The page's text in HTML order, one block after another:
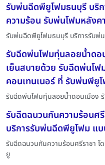
รับพ่นฉีดพียูโฟมธนบุรี บริ
ความร้อน รับพ่นโฟมหลังค
รับพ่นฉีดพียูโฟมธนบุรี บริการรับพ่
รับฉีดพ่นโฟมทุ่นลอยน้ำดอ
เย็นสบายด้วย รับฉีดพ่นโ
คอนเทนเนอร์ ที่ รับพ่นพียู
รับฉีดพ่นโฟมทุ่นลอยน้ำดอนเมือง
รับฉีดฉนวนกันความร้อนศ
บริการรับพ่นฉีดพียูโฟม แบ
รับฉีดฉนวนกันความร้อนศรีราชา
ยู